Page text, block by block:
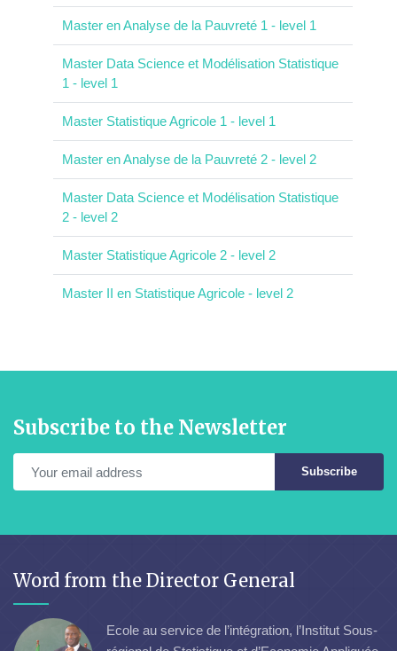
Master en Analyse de la Pauvreté 1 - level 1
Master Data Science et Modélisation Statistique
1 - level 1
Master Statistique Agricole 1 - level 1
Master en Analyse de la Pauvreté 2 - level 2
Master Data Science et Modélisation Statistique
2 - level 2
Master Statistique Agricole 2 - level 2
Master II en Statistique Agricole - level 2
Subscribe to the Newsletter
Subscribe
Word from the Director General
Ecole au service de l’intégration, l’Institut Sous-